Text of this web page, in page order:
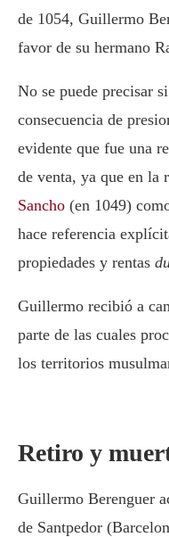
de 1054, Guillermo
favor de su hermano
No se puede precisar
consecuencia de
evidente que fue una
de venta, ya que en la
Sancho (en 1049)
hace referencia
propiedades y rentas
Guillermo recibió a
parte de las cuales
los territorios
Retiro y
Guillermo Berenguer
de Santpedor